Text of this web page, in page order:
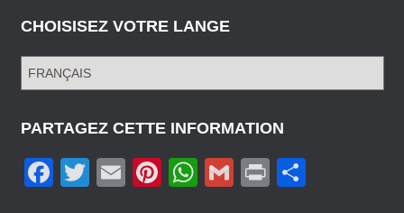
CHOISISEZ VOTRE LANGE
I
S
PARTAGEZ CETTE INFORMATION
F
T
E
Pi
W
G
Pr